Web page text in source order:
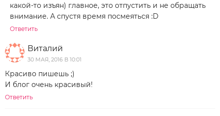
какой-то изъян) главное, это отпустить и не обращать
внимание. А спустя время посмеяться :D
Ответить
Виталий
30 МАЯ, 2016 В 10:01
Красиво пишешь ;)
И блог очень красивый!
Ответить